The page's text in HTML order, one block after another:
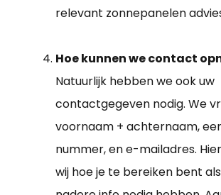
relevant zonnepanelen
Hoe kunnen we contact
Natuurlijk hebben we ook uw
contactgegeven nodig. We
voornaam + achternaam,
nummer, en e-mailadres.
wij hoe je te bereiken bent